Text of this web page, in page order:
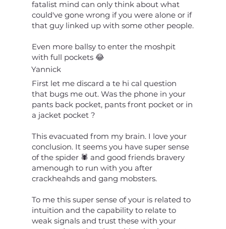
fatalist mind can only think about what
could've gone wrong if you were alone or if
that guy linked up with some other people.
Even more ballsy to enter the moshpit
with full pockets 😂
Yannick
First let me discard a te hi cal question
that bugs me out. Was the phone in your
pants back pocket, pants front pocket or in
a jacket pocket ?
This evacuated from my brain. I love your
conclusion. It seems you have super sense
of the spider 🕷️ and good friends bravery
amenough to run with you after
crackheahds and gang mobsters.
To me this super sense of your is related to
intuition and the capability to relate to
weak signals and trust these with your